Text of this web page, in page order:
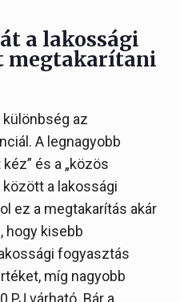
a lakossági
megtakarítani
az
A legnagyobb
és a „közös
a lakossági
ez a megtakarítás akár
hogy kisebb
fogyasztás
míg nagyobb
PJ várható. Bár a